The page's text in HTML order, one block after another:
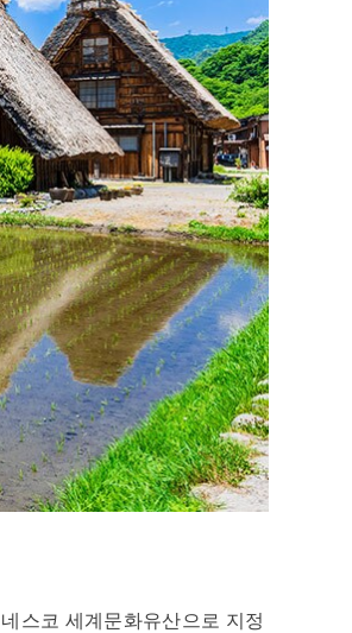
스코 세계문화유산으로 지정